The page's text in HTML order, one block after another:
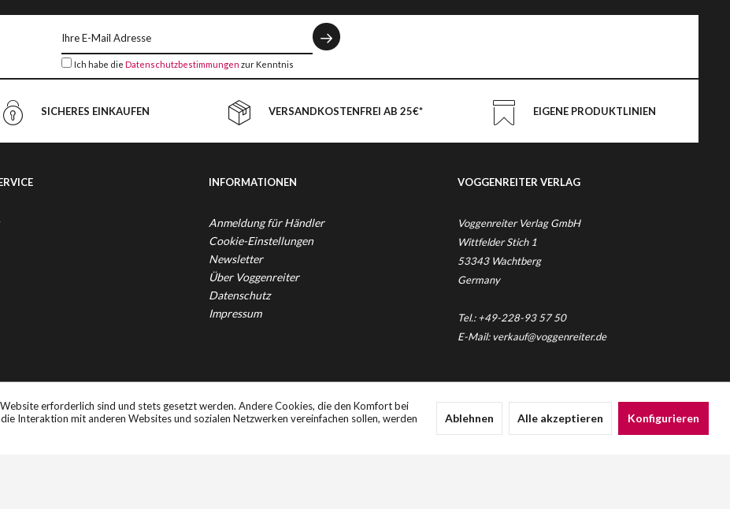
Ich habe die Datenschutzbestimmungen zur Kenntnis
SICHERES EINKAUFEN VERSANDKOSTENFREI AB 25€* EIGENE PRODUKTLINIEN
INFORMATIONEN
Anmeldung für Händler
Cookie-Einstellungen
Newsletter
Über Voggenreiter
Datenschutz
Impressum
VOGGENREITER VERLAG
Voggenreiter Verlag GmbH
Wittfelder Stich 1
53343 Wachtberg
Germany
Tel.: +49-228-93 57 50
E-Mail: verkauf@voggenreiter.de
Mehrwertsteuer zzgl. Versandkosten und ggf. Nachnahmegebühren, wenn nicht anders beschrieben
erforderlich sind und stets gesetzt werden. Andere Cookies, die den Komfort bei
Interaktion mit anderen Websites und sozialen Netzwerken vereinfachen sollen, werden
Ablehnen Alle akzeptieren Konfigurieren